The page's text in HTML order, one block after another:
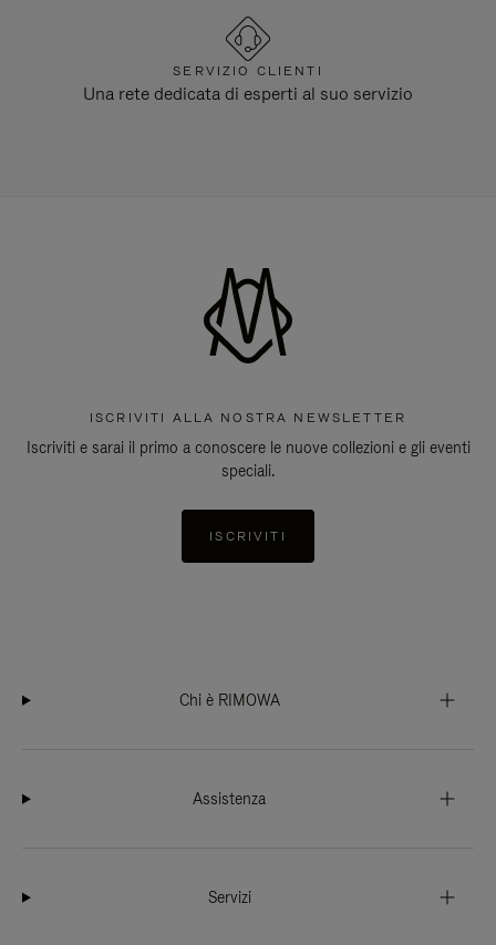
SERVIZIO CLIENTI
Una rete dedicata di esperti al suo servizio
ISCRIVITI ALLA NOSTRA NEWSLETTER
Iscriviti e sarai il primo a conoscere le nuove collezioni e gli eventi
speciali.
ISCRIVITI
Chi è RIMOWA
Assistenza
Servizi